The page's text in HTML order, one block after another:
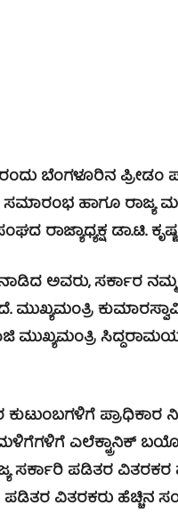
ಬೆಂಗಳೂರಿನ ಪ್ರೀಡಂ
ಸಮಾರಂಭ ಹಾಗೂ ರಾಜ್ಯ
ರಾಜ್ಯಾಧ್ಯಕ್ಷ ಡಾ.ಟಿ.
ಅವರು, ಸರ್ಕಾರ ನಮ್ಮ
ಮುಖ್ಯಮಂತ್ರಿ
ಪ್ರಾಧಿಕಾರ
ಮಳಿಗೆಗಳಿಗೆ ಎಲೆಕ್ಟ್ರಾನಿಕ್
ಸರ್ಕಾರಿ ಪಡಿತರ
ಪಡಿತರ ವಿತರಕರು ಹೆಚ್ಚಿನ